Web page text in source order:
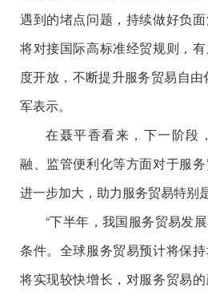
遇到的堵点问题，持续做好负
将对接国际高标准经贸规则，
度开放，不断提升服务贸易自
军表示。
在聂平香看来，下一阶段
融、监管便利化等方面对于服
进一步加大，助力服务贸易特别
“下半年，我国服务贸易发
条件。全球服务贸易预计将保
将实现较快增长，对服务贸易